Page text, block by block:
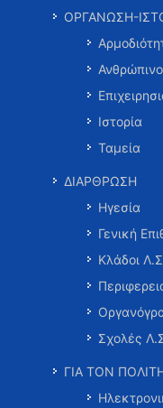
ΟΡΓΑΝΩΣΗ-
Ιστορία
Ταμεία
ΔΙΑΡΘΡΩΣΗ
Ηγεσία
Γενική
Κλάδοι
Σχολές
ΓΙΑ ΤΟΝ